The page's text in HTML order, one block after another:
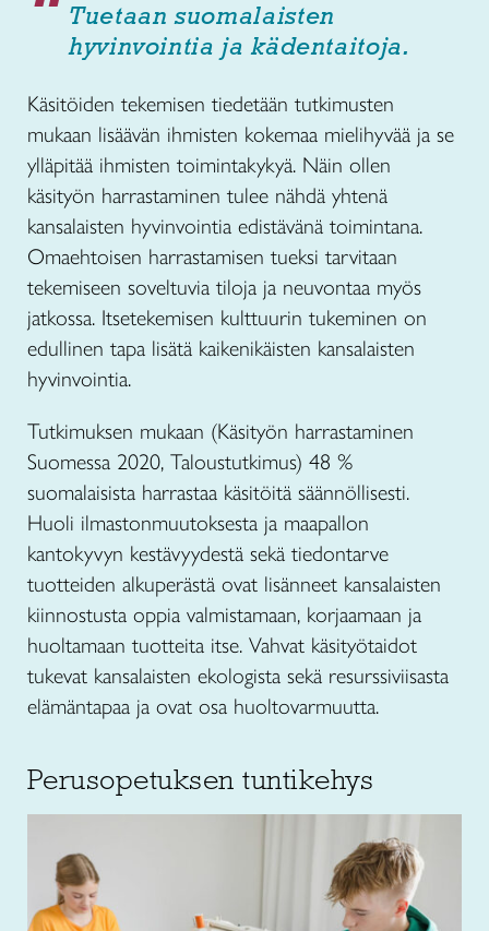
Tuetaan suomalaisten
hyvinvointia ja kädentaitoja.
Käsitöiden tekemisen tiedetään tutkimusten
mukaan lisäävän ihmisten kokemaa mielihyvää ja se
ylläpitää ihmisten toimintakykyä. Näin ollen
käsityön harrastaminen tulee nähdä yhtenä
kansalaisten hyvinvointia edistävänä toimintana.
Omaehtoisen harrastamisen tueksi tarvitaan
tekemiseen soveltuvia tiloja ja neuvontaa myös
jatkossa. Itsetekemisen kulttuurin tukeminen on
edullinen tapa lisätä kaikenikäisten kansalaisten
hyvinvointia.
Tutkimuksen mukaan (Käsityön harrastaminen
Suomessa 2020, Taloustutkimus) 48 %
suomalaisista harrastaa käsitöitä säännöllisesti.
Huoli ilmastonmuutoksesta ja maapallon
kantokyvyn kestävyydestä sekä tiedontarve
tuotteiden alkuperästä ovat lisänneet kansalaisten
kiinnostusta oppia valmistamaan, korjaamaan ja
huoltamaan tuotteita itse. Vahvat käsityötaidot
tukevat kansalaisten ekologista sekä resurssiviisasta
elämäntapaa ja ovat osa huoltovarmuutta.
Perusopetuksen tuntikehys